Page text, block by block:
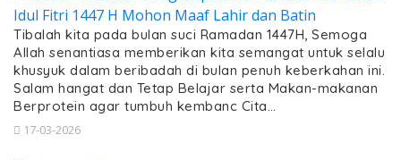
Tibalah kita pada bulan suci Ramadan 1447H, Semoga
Allah senantiasa memberikan kita semangat untuk selalu
khusyuk dalam beribadah di bulan penuh keberkahan ini.
Salam hangat dan Tetap Belajar serta Makan-makanan
Berprotein agar tumbuh kembanc Cita…
17-03-2026